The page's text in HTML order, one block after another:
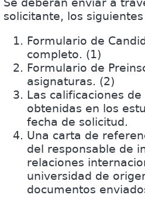
Se deberán enviar a
solicitante, los
Formulario de
completo. (1)
Formulario de
asignaturas. (2)
Las calificaciones
obtenidas en los
fecha de solicitud.
Una carta de
del responsable de
relaciones
universidad de
documentos